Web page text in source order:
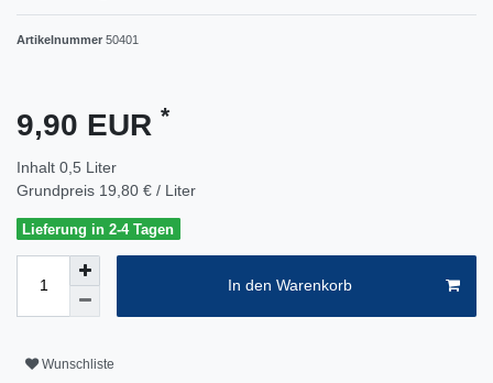
Artikelnummer 50401
9,90 EUR *
Inhalt 0,5 Liter
Grundpreis 19,80 € / Liter
Lieferung in 2-4 Tagen
In den Warenkorb
Wunschliste